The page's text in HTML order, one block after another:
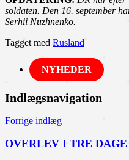
soldaten. Den 16. september
Serhii Nuzhnenko.
Tagget med Rusland
NYHEDER
Indlægsnavigation
Forrige indlæg
OVERLEV I TRE DAGE